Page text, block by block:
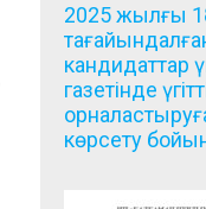
2025 жылғы
тағайындалған
кандидаттар
газетінде
көрсету